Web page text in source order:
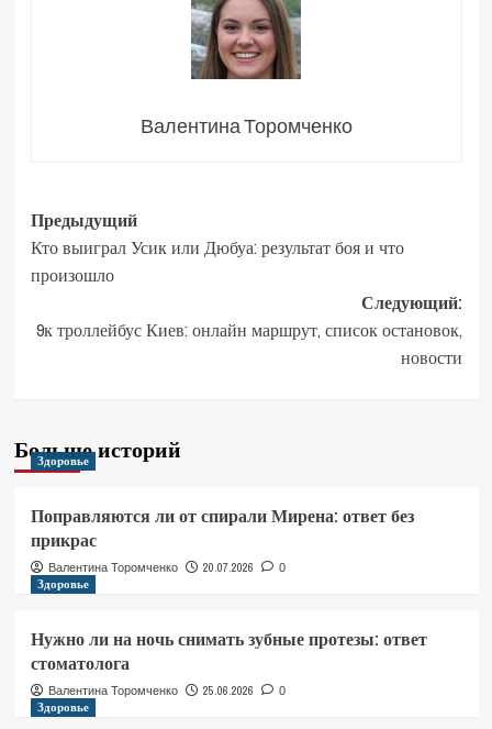
Валентина Торомченко
Навигация
записи
Предыдущий
Кто выиграл Усик или Дюбуа: результат боя и что
произошло
Следующий:
9к троллейбус Киев: онлайн маршрут, список остановок,
новости
Больше историй
Здоровье
Поправляются ли от спирали Мирена: ответ без
прикрас
Валентина Торомченко 20.07.2026 0
Здоровье
Нужно ли на ночь снимать зубные протезы: ответ
стоматолога
Валентина Торомченко 25.06.2026 0
Здоровье